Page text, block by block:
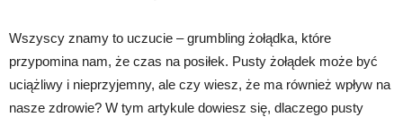
Wszyscy znamy to uczucie – grumbling żołądka, które
przypomina nam, że czas na posiłek. Pusty żołądek może być
uciążliwy i nieprzyjemny, ale czy wiesz, że ma również wpływ na
nasze zdrowie? W tym artykule dowiesz się, dlaczego pusty